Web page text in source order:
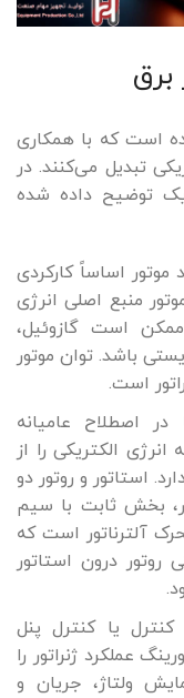
برق
است که با همکاری
تبدیل می‌کنند. در
یک توضیح داده شده
موتور اساساً کارکردی
منبع اصلی انرژی
است گازوئیل،
باشد. توان موتور
است.
در اصطلاح عامیانه
الکتریکی را از
استاتور و روتور دو
بخش ثابت با سیم
آلترناتور است که
درون استاتور
کنترل یا کنترل پنل
عملکرد ژنراتور را
ولتاژ، جریان و